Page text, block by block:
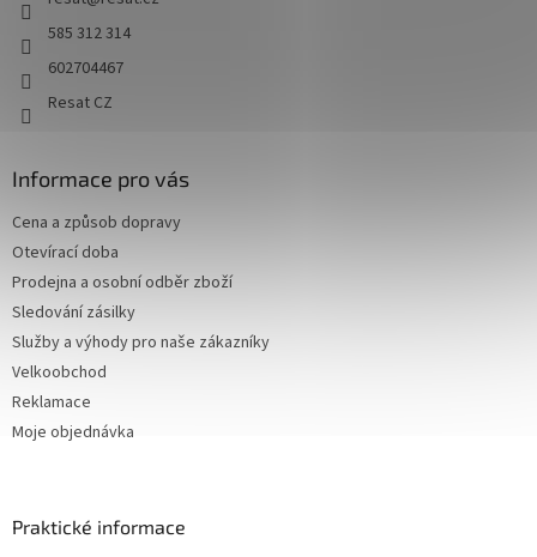
585 312 314
602704467
Resat CZ
Informace pro vás
Cena a způsob dopravy
Otevírací doba
Prodejna a osobní odběr zboží
Sledování zásilky
Služby a výhody pro naše zákazníky
Velkoobchod
Reklamace
Moje objednávka
Praktické informace